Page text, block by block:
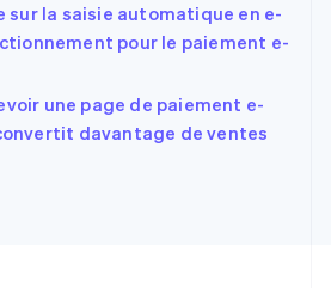
sur la saisie automatique en e-
pour le paiement e-
une page de paiement e-
davantage de ventes